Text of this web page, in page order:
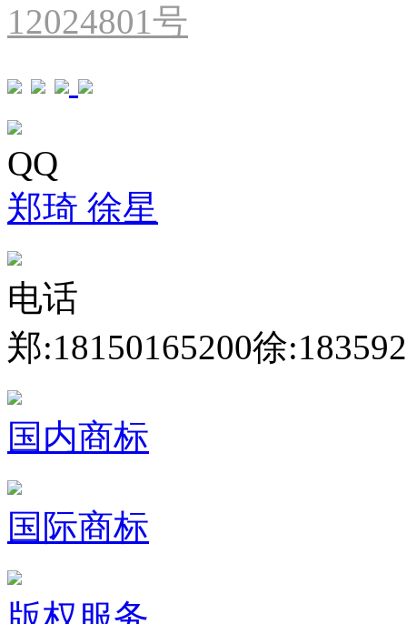
12024801号
QQ
郑琦 徐星
电话
郑:18150165200徐
国内商标
国际商标